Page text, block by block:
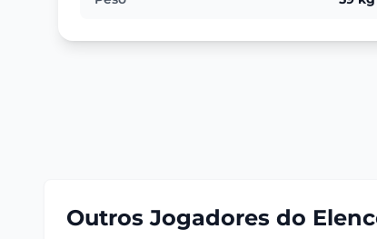
Outros Jogadores do